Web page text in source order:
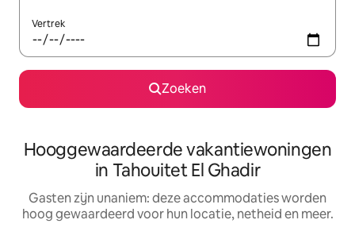
Vertrek
Zoeken
Hooggewaardeerde vakantiewoningen
in Tahouitet El Ghadir
Gasten zijn unaniem: deze accommodaties worden
hoog gewaardeerd voor hun locatie, netheid en meer.